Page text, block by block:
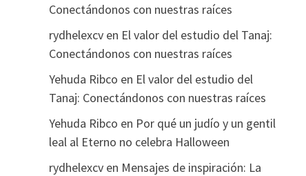
Conectándonos con nuestras raíces
rydhelexcven El valor del estudio del Tanaj:
Conectándonos con nuestras raíces
Yehuda Ribco en El valor del estudio del
Tanaj: Conectándonos con nuestras raíces
Yehuda Ribco en Por qué un judío y un gentil
leal al Eterno no celebra Halloween
rydhelexcven Mensajes de inspiración: La